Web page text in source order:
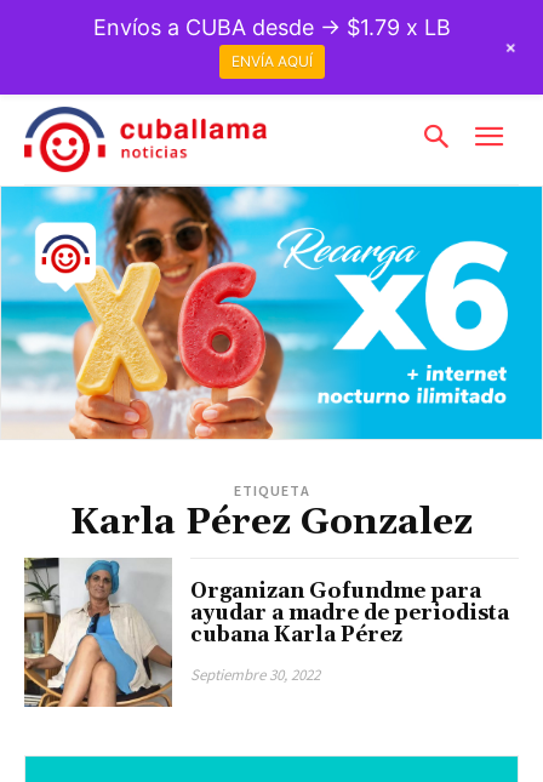
ETIQUETA
Karla Pérez Gonzalez
Organizan Gofundme para
ayudar a madre de periodista
cubana Karla Pérez
Septiembre 30, 2022
Envíos a CUBA desde → $1.79 x LB
ENVÍA AQUÍ
+